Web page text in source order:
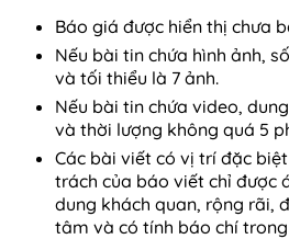
Báo giá được hiển thị chưa
Nếu bài tin chứa hình ảnh,
và tối thiểu là 7 ảnh.
Nếu bài tin chứa video,
và thời lượng không quá 5
Các bài viết có vị trí đặc
trách của báo viết chỉ được
dung khách quan, rộng rãi,
tâm và có tính báo chí